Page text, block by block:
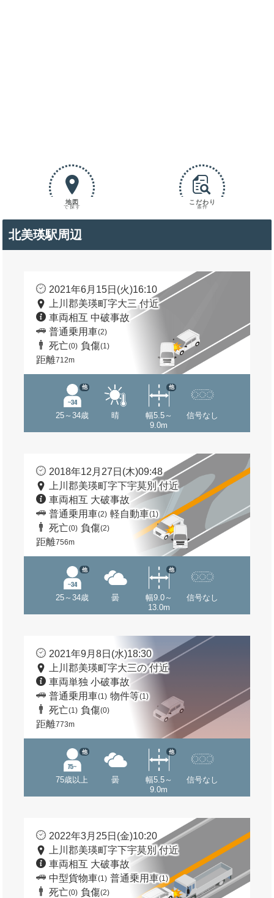
地図
で探す
こだわり
条件
北美瑛駅周辺
2021年6月15日(火)16:10
上川郡美瑛町字大三 付近
車両相互 中破事故
普通乗用車(2)
死亡(0) 負傷(1)
距離712m
25～34歳
他
晴
幅5.5～
9.0m
他
信号なし
2018年12月27日(木)09:48
上川郡美瑛町字下宇莫別 付近
車両相互 大破事故
普通乗用車(2) 軽自動車(1)
死亡(0) 負傷(2)
距離756m
25～34歳
他
曇
幅9.0～
13.0m
他
信号なし
2021年9月8日(水)18:30
上川郡美瑛町字大三の 付近
車両単独 小破事故
普通乗用車(1) 物件等(1)
死亡(1) 負傷(0)
距離773m
75歳以上
他
曇
幅5.5～
9.0m
他
信号なし
2022年3月25日(金)10:20
上川郡美瑛町字下宇莫別 付近
車両相互 大破事故
中型貨物車(1) 普通乗用車(1)
死亡(0) 負傷(2)